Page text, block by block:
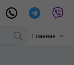
Главная